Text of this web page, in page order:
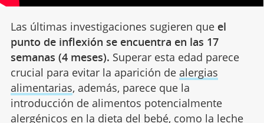
Las últimas investigaciones sugieren que el
punto de inflexión se encuentra en las 17
semanas (4 meses). Superar esta edad parece
crucial para evitar la aparición de alergias
alimentarias, además, parece que la
introducción de alimentos potencialmente
alergénicos en la dieta del bebé, como la leche